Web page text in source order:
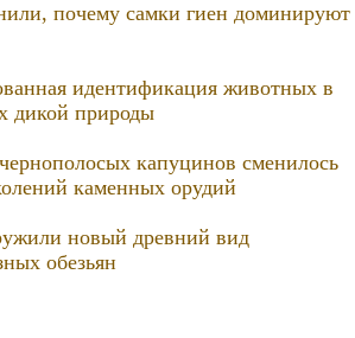
почему самки гиен доминируют
идентификация животных в
дикой природы
капуцинов сменилось
каменных орудий
новый древний вид
обезьян